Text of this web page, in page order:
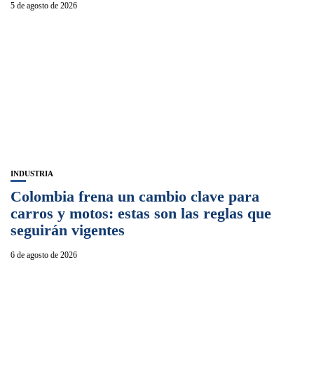
5 de agosto de 2026
INDUSTRIA
Colombia frena un cambio clave para
carros y motos: estas son las reglas que
seguirán vigentes
6 de agosto de 2026